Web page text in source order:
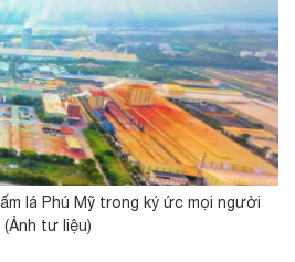
lá Phú Mỹ trong ký ức mọi người
(Ảnh tư liệu)